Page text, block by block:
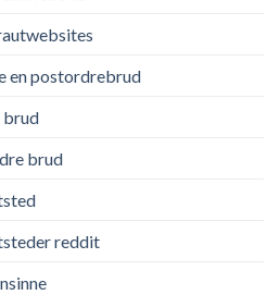
en postordrebrud
brud
brud
reddit